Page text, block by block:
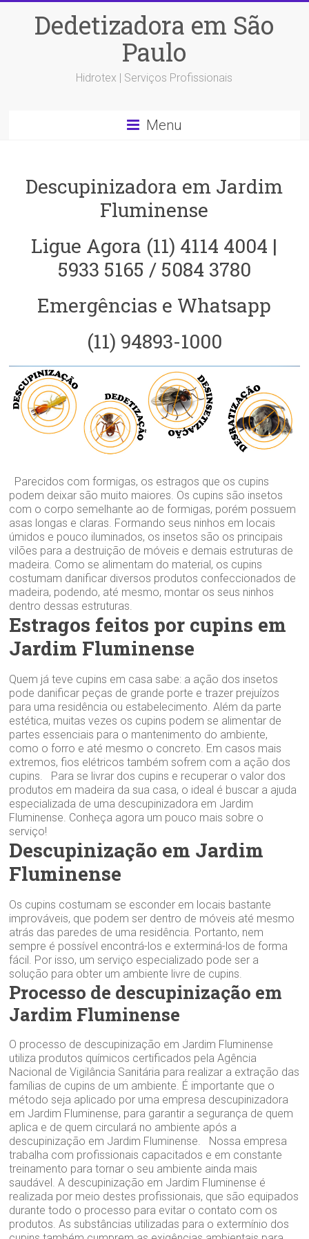
Dedetizadora em São
Paulo
Hidrotex | Serviços Profissionais
Menu
Descupinizadora em Jardim
Fluminense
Ligue Agora (11) 4114 4004 |
5933 5165 / 5084 3780
Emergências e Whatsapp
(11) 94893-1000
Parecidos com formigas, os estragos que os cupins
podem deixar são muito maiores. Os cupins são insetos
com o corpo semelhante ao de formigas, porém possuem
asas longas e claras. Formando seus ninhos em locais
úmidos e pouco iluminados, os insetos são os principais
vilões para a destruição de móveis e demais estruturas de
madeira. Como se alimentam do material, os cupins
costumam danificar diversos produtos confeccionados de
madeira, podendo, até mesmo, montar os seus ninhos
dentro dessas estruturas.
Estragos feitos por cupins em
Jardim Fluminense
Quem já teve cupins em casa sabe: a ação dos insetos
pode danificar peças de grande porte e trazer prejuízos
para uma residência ou estabelecimento. Além da parte
estética, muitas vezes os cupins podem se alimentar de
partes essenciais para o mantenimento do ambiente,
como o forro e até mesmo o concreto. Em casos mais
extremos, fios elétricos também sofrem com a ação dos
cupins. Para se livrar dos cupins e recuperar o valor dos
produtos em madeira da sua casa, o ideal é buscar a ajuda
especializada de uma descupinizadora em Jardim
Fluminense. Conheça agora um pouco mais sobre o
serviço!
Descupinização em Jardim
Fluminense
Os cupins costumam se esconder em locais bastante
improváveis, que podem ser dentro de móveis até mesmo
atrás das paredes de uma residência. Portanto, nem
sempre é possível encontrá-los e exterminá-los de forma
fácil. Por isso, um serviço especializado pode ser a
solução para obter um ambiente livre de cupins.
Processo de descupinização em
Jardim Fluminense
O processo de descupinização em Jardim Fluminense
utiliza produtos químicos certificados pela Agência
Nacional de Vigilância Sanitária para realizar a extração das
famílias de cupins de um ambiente. É importante que o
método seja aplicado por uma empresa descupinizadora
em Jardim Fluminense, para garantir a segurança de quem
aplica e de quem circulará no ambiente após a
descupinização em Jardim Fluminense. Nossa empresa
trabalha com profissionais capacitados e em constante
treinamento para tornar o seu ambiente ainda mais
saudável. A descupinização em Jardim Fluminense é
realizada por meio destes profissionais, que são equipados
durante todo o processo para evitar o contato com os
produtos. As substâncias utilizadas para o extermínio dos